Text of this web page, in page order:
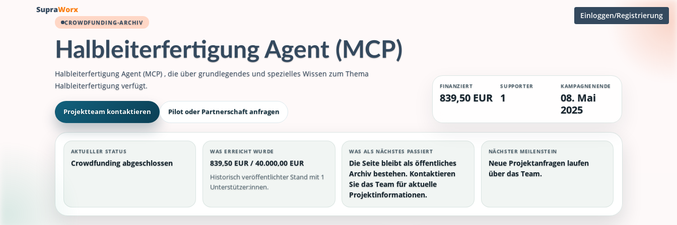
Einloggen/Registrierung
CROWDFUNDING-ARCHIV
Halbleiterfertigung Agent (MCP)
Halbleiterfertigung Agent (MCP) , die über grundlegendes und spezielles Wissen zum Thema
Halbleiterfertigung verfügt.
Projektteam kontaktieren Pilot oder Partnerschaft anfragen
FINANZIERT
839,50 EUR
SUPPORTER
1
KAMPAGNENENDE
08. Mai
2025
AKTUELLER STATUS
Crowdfunding abgeschlossen
WAS ERREICHT WURDE
839,50 EUR / 40.000,00 EUR
Historisch veröffentlichter Stand mit 1
Unterstützer:innen.
WAS ALS NÄCHSTES PASSIERT
Die Seite bleibt als öffentliches
Archiv bestehen. Kontaktieren
Sie das Team für aktuelle
Projektinformationen.
NÄCHSTER MEILENSTEIN
Neue Projektanfragen laufen
über das Team.